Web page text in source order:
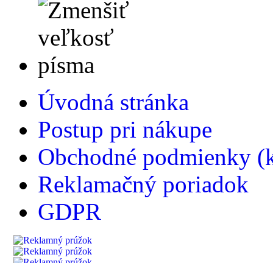
Úvodná stránka
Postup pri nákupe
Obchodné podmienky
Reklamačný poriadok
GDPR